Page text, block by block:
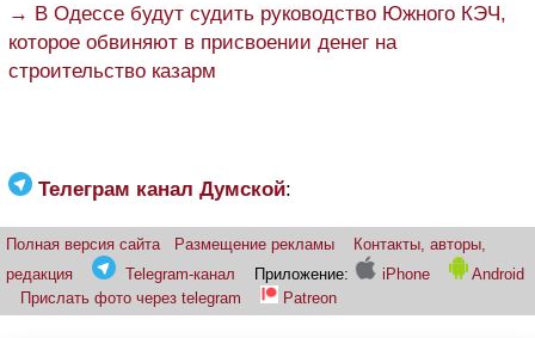
→ В Одессе будут судить руководство Южного КЭЧ,
которое обвиняют в присвоении денег на
строительство казарм
Телеграм канал Думской:
Полная версия сайта Размещение рекламы
Контакты, авторы,
редакция
Telegram-канал Приложение: iPhone
Android
Прислать фото через telegram
Patreon